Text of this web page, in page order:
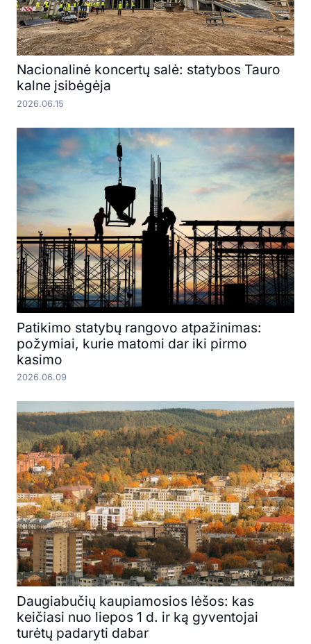
Nacionalinė koncertų salė: statybos Tauro
kalne įsibėgėja
2026.06.15
Patikimo statybų rangovo atpažinimas:
požymiai, kurie matomi dar iki pirmo
kasimo
2026.06.09
Daugiabučių kaupiamosios lėšos: kas
keičiasi nuo liepos 1 d. ir ką gyventojai
turėtų padaryti dabar